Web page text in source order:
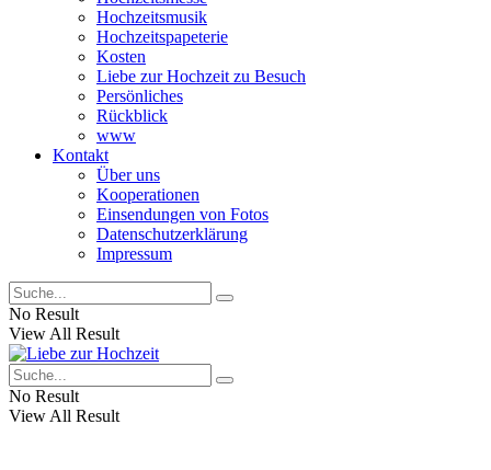
Hochzeitsmusik
Hochzeitspapeterie
Kosten
Liebe zur Hochzeit zu Besuch
Persönliches
Rückblick
www
Kontakt
Über uns
Kooperationen
Einsendungen von Fotos
Datenschutzerklärung
Impressum
No Result
View All Result
No Result
View All Result